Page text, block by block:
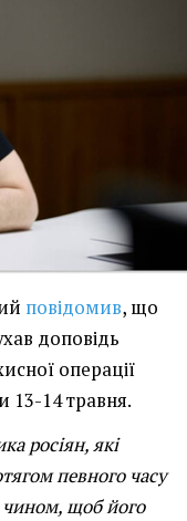
повідомив, що
доповідь
операції
13-14 травня.
росіян, які
певного часу
чином, щоб його